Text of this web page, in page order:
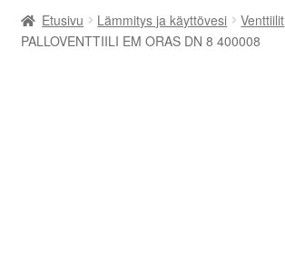
Asiakastilini
Etusivu Lämmitys ja käyttövesi Venttiilit
PALLOVENTTIILI EM ORAS DN 8 400008